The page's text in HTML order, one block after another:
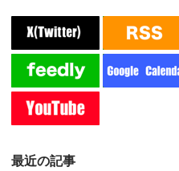
最近の記事